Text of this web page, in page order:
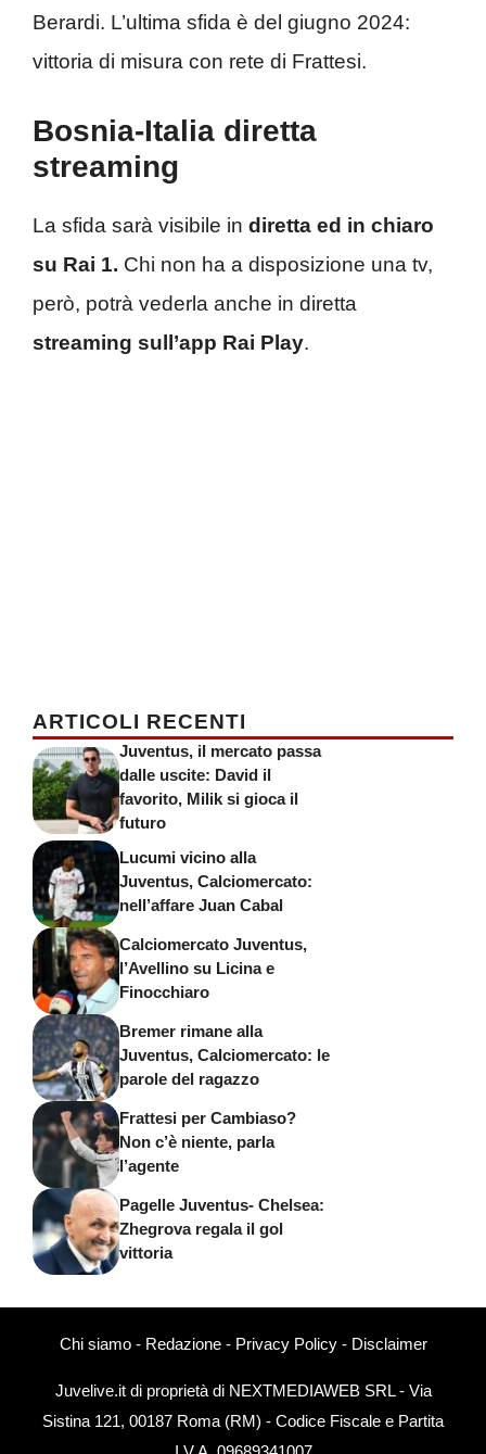
Berardi. L’ultima sfida è del giugno 2024:
vittoria di misura con rete di Frattesi.
Bosnia-Italia diretta
streaming
La sfida sarà visibile in diretta ed in chiaro
su Rai 1. Chi non ha a disposizione una tv,
però, potrà vederla anche in diretta
streaming sull’app Rai Play.
ARTICOLI RECENTI
Juventus, il mercato passa
dalle uscite: David il
favorito, Milik si gioca il
futuro
Lucumi vicino alla
Juventus, Calciomercato:
nell’affare Juan Cabal
Calciomercato Juventus,
l’Avellino su Licina e
Finocchiaro
Bremer rimane alla
Juventus, Calciomercato: le
parole del ragazzo
Frattesi per Cambiaso?
Non c’è niente, parla
l’agente
Pagelle Juventus- Chelsea:
Zhegrova regala il gol
vittoria
Chi siamo- Redazione- Privacy Policy- Disclaimer
Juvelive.it di proprietà di NEXTMEDIAWEB SRL - Via
Sistina 121, 00187 Roma (RM) - Codice Fiscale e Partita